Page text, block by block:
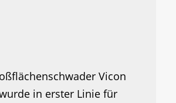
Vicon
in erster Linie für